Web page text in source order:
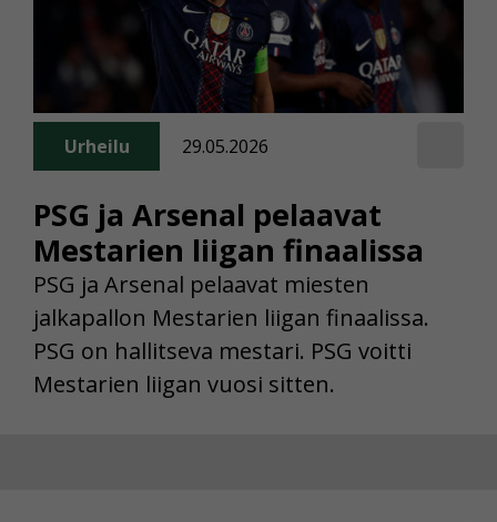
PSG ja Arsenal pelaavat
Mestarien liigan finaalissa
Urheilu 29.05.2026
PSG ja Arsenal pelaavat miesten
jalkapallon Mestarien liigan finaalissa.
PSG on hallitseva mestari. PSG voitti
Mestarien liigan vuosi sitten.